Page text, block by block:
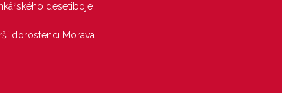
desetiboje
dorostenci Morava